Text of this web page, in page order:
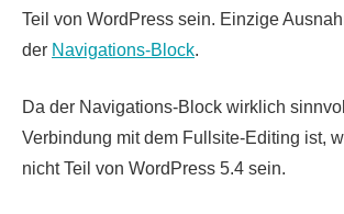
Teil von WordPress sein. Einzige
der Navigations-Block.
Da der Navigations-Block wirklich
Verbindung mit dem Fullsite-Editing ist,
nicht Teil von WordPress 5.4 sein.